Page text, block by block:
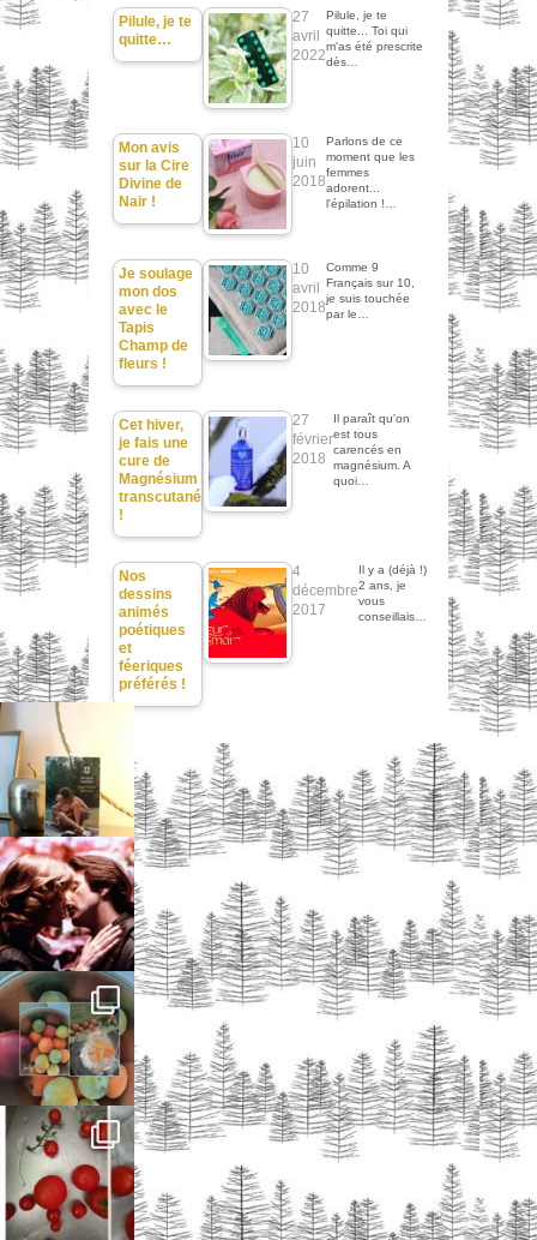
Pilule, je te
quitte…
27
avril
2022
Pilule, je te
quitte... Toi qui
m'as été prescrite
dès…
Mon avis
sur la Cire
Divine de
Nair !
10
juin
2018
Parlons de ce
moment que les
femmes
adorent...
l'épilation !…
Je soulage
mon dos
avec le
Tapis
Champ de
fleurs !
10
avril
2018
Comme 9
Français sur 10,
je suis touchée
par le…
Cet hiver,
je fais une
cure de
Magnésium
transcutané
!
27
février
2018
Il paraît qu'on
est tous
carencés en
magnésium. A
quoi…
Nos
dessins
animés
poétiques
et
féeriques
préférés !
4
décembre
2017
Il y a (déjà !)
2 ans, je
vous
conseillais…